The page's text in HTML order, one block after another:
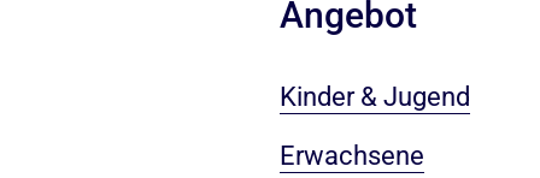
Angebot
Kinder & Jugend
Erwachsene